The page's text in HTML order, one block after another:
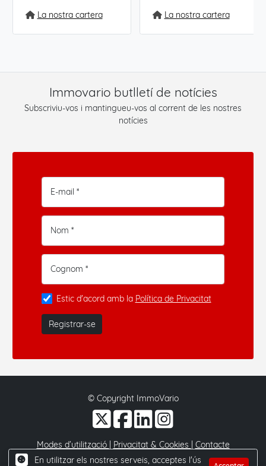
La nostra cartera La nostra cartera
Immovario butlletí de notícies
Subscriviu-vos i mantingueu-vos al corrent de les nostres
notícies
E-mail *
Nom *
Cognom *
Estic d'acord amb la Política de Privacitat
Registrar-se
© Copyright ImmoVario
Modes d’utilització | Privacitat & Cookies | Contacte
En utilitzar els nostres serveis, acceptes l'ús